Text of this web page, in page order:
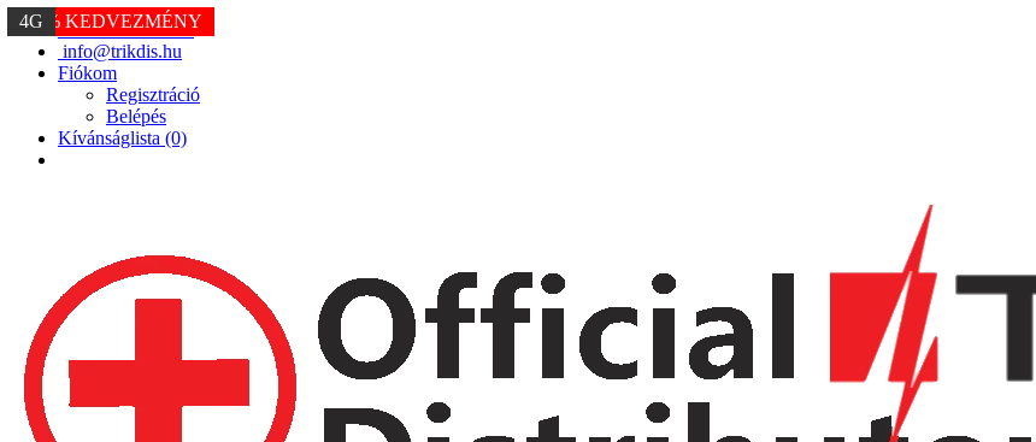
+36 20 234 6667
info@trikdis.hu
Fiókom
Regisztráció
Belépés
Kívánságlista (0)
WIFI
-30% KEDVEZMÉNY
4G